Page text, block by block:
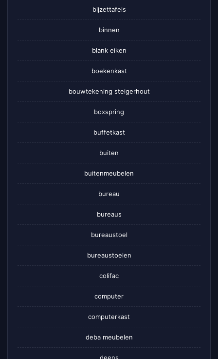
bijzettafels
binnen
blank eiken
boekenkast
bouwtekening steigerhout
boxspring
buffetkast
buiten
buitenmeubelen
bureau
bureaus
bureaustoel
bureaustoelen
colifac
computer
computerkast
deba meubelen